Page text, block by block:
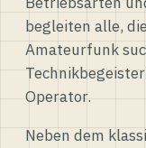
begleiten alle,
Amateurfunk
Operator.
Neben dem